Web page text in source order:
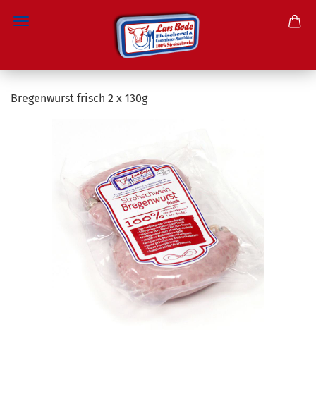
Direkt
zum
Hauptinhalt
Bregenwurst frisch 2 x 130g